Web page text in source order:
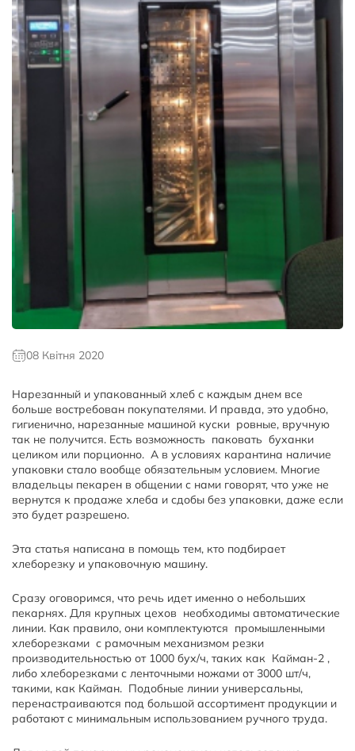
08 Квітня 2020
Нарезанный и упакованный хлеб с каждым днем все
больше востребован покупателями. И правда, это удобно,
гигиенично, нарезанные машиной куски ровные, вручную
так не получится. Есть возможность паковать буханки
целиком или порционно. А в условиях карантина наличие
упаковки стало вообще обязательным условием. Многие
владельцы пекарен в общении с нами говорят, что уже не
вернутся к продаже хлеба и сдобы без упаковки, даже если
это будет разрешено.
Эта статья написана в помощь тем, кто подбирает
хлеборезку и упаковочную машину.
Сразу оговоримся, что речь идет именно о небольших
пекарнях. Для крупных цехов необходимы автоматические
линии. Как правило, они комплектуются промышленными
хлеборезками с рамочным механизмом резки
производительностью от 1000 бух/ч, таких как Кайман-2 ,
либо хлеборезками с ленточными ножами от 3000 шт/ч,
такими, как Кайман. Подобные линии универсальны,
перенастраиваются под большой ассортимент продукции и
работают с минимальным использованием ручного труда.